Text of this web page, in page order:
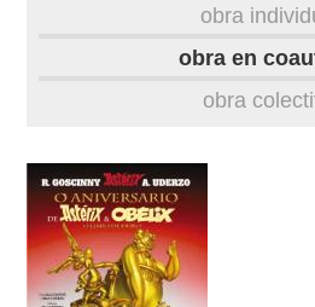
obra
obra en
obra